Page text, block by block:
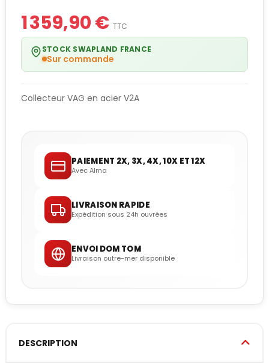
1 359,90 € TTC
STOCK SWAPLAND FRANCE
Sur commande
Collecteur VAG en acier V2A
PAIEMENT 2X, 3X, 4X, 10X ET 12X
Avec Alma
LIVRAISON RAPIDE
Expédition sous 24h ouvrées
ENVOI DOM TOM
Livraison outre-mer disponible
DESCRIPTION